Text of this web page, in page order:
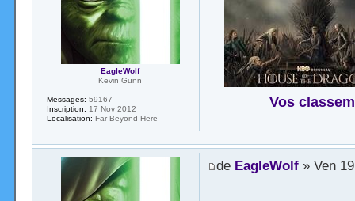
Vos
EagleWolf
Kevin Gunn
Messages: 59167
Inscription: 17 Nov 2012
Localisation: Far Beyond Here
de EagleWolf» Ven